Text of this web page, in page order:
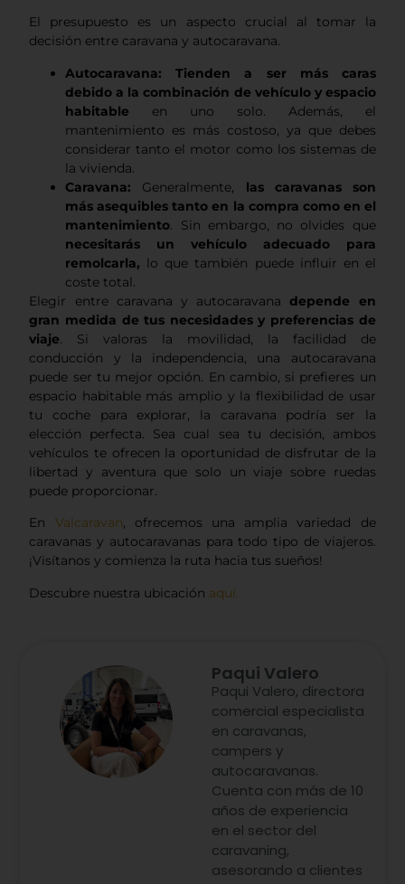
El presupuesto es un aspecto crucial al tomar la
decisión entre caravana y autocaravana.
Autocaravana:
Tienden a ser más caras
debido a la combinación de vehículo y espacio
habitable en uno solo. Además, el
mantenimiento es más costoso, ya que debes
considerar tanto el motor como los sistemas de
la vivienda.
Caravana: Generalmente, las caravanas son
más asequibles tanto en la compra como en el
mantenimiento. Sin embargo, no olvides que
necesitarás un vehículo adecuado para
remolcarla, lo que también puede influir en el
coste total.
Elegir entre caravana y autocaravanadepende en
gran medida de tus necesidades y preferencias de
viaje. Si valoras la movilidad, la facilidad de
conducción y la independencia, una autocaravana
puede ser tu mejor opción. En cambio, si prefieres un
espacio habitable más amplio y la flexibilidad de usar
tu coche para explorar, la caravana podría ser la
elección perfecta. Sea cual sea tu decisión, ambos
vehículos te ofrecen la oportunidad de disfrutar de la
libertad y aventura que solo un viaje sobre ruedas
puede proporcionar.
En Valcaravan, ofrecemos una amplia variedad de
caravanas y autocaravanas para todo tipo de viajeros.
¡Visítanos y comienza la ruta hacia tus sueños!
Descubre nuestra ubicación aquí.
Paqui Valero
Paqui Valero, directora
comercial especialista
en caravanas,
campers y
autocaravanas.
Cuenta con más de 10
años de experiencia
en el sector del
caravaning,
asesorando a clientes